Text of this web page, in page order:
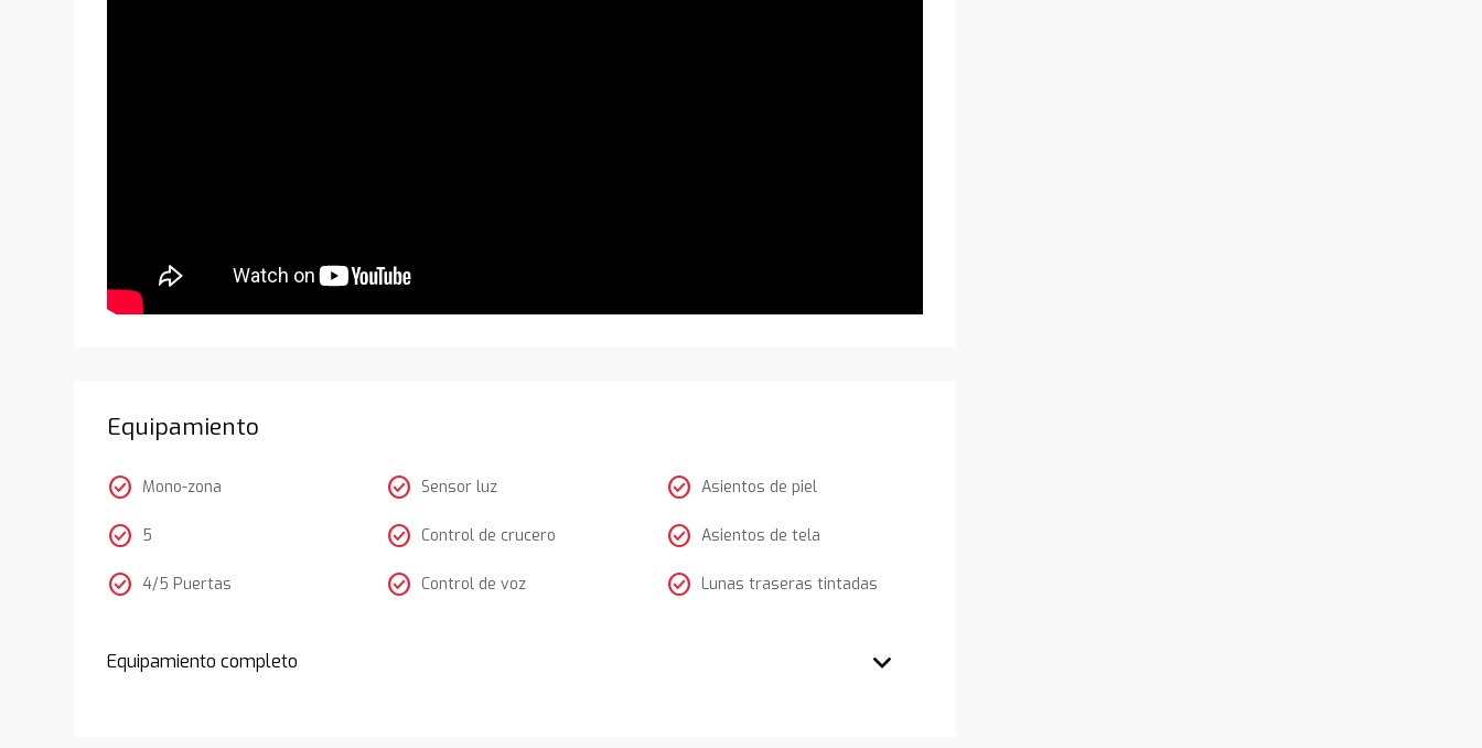
Equipamiento
check_circle Mono-zona
check_circle 5
check_circle 4/5 Puertas
check_circle Sensor luz
check_circle Control de crucero
check_circle Control de voz
check_circle Asientos de piel
check_circle Asientos de tela
check_circle Lunas traseras tintadas
Equipamiento completo